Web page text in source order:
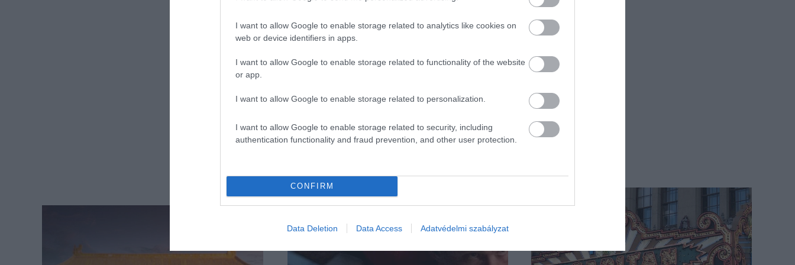
I want to allow Google to enable storage related to analytics like cookies on
web or device identifiers in apps.
I want to allow Google to enable storage related to functionality of the website
or app.
I want to allow Google to enable storage related to personalization.
I want to allow Google to enable storage related to security, including
authentication functionality and fraud prevention, and other user protection.
CONFIRM
Data Deletion Data Access Adatvédelmi szabályzat